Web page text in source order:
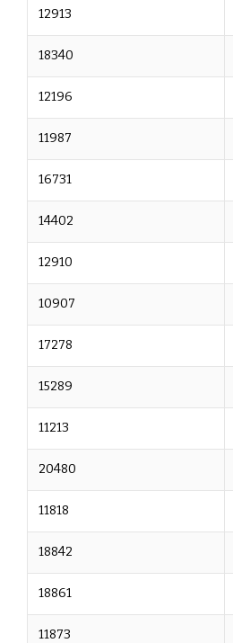
12913
18340
12196
11987
16731
14402
12910
10907
17278
15289
11213
20480
11818
18842
18861
11873